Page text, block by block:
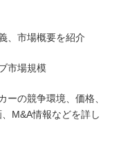
、市場概要を紹介
市場規模
ーの競争環境、価格、
M&A情報などを詳し